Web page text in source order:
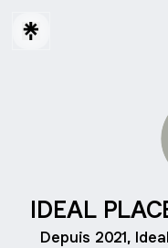
IDEAL
Depuis 2021,